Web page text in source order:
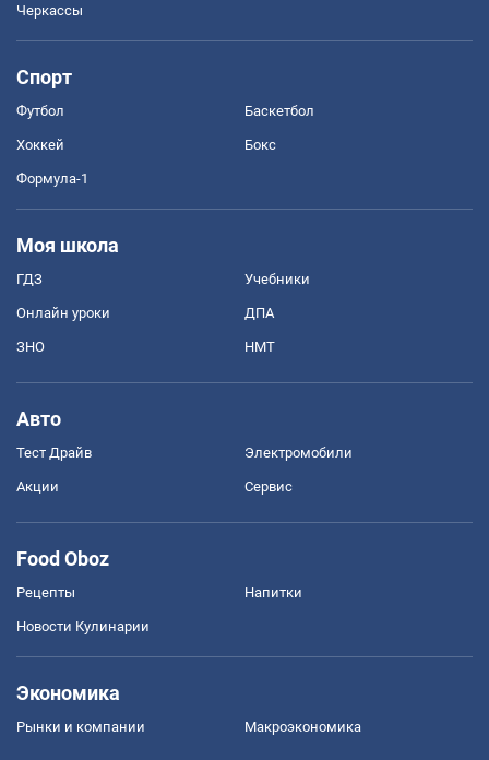
Черкассы
Спорт
Футбол Баскетбол
Хоккей Бокс
Формула-1
Моя школа
ГДЗ Учебники
Онлайн уроки ДПА
ЗНО НМТ
Авто
Тест Драйв Электромобили
Акции Сервис
Food Oboz
Рецепты Напитки
Новости Кулинарии
Экономика
Рынки и компании Mакроэкономика